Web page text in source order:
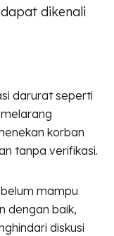
dikenali
darurat seperti
korban
tanpa verifikasi.
mampu
dengan baik,
diskusi